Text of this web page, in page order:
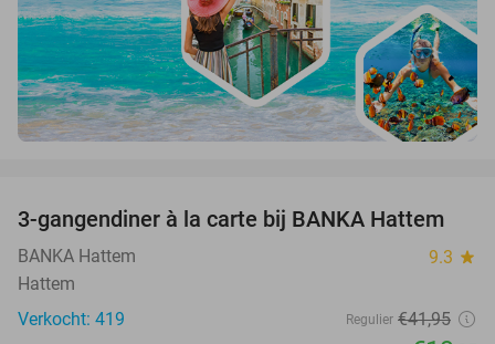
52%
3-gangendiner à la carte bij BANKA Hattem
BANKA Hattem 9.3 star
Hattem
Verkocht: 419
Regulier €41,95